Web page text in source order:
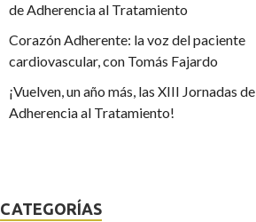
de Adherencia al Tratamiento
Corazón Adherente: la voz del paciente
cardiovascular, con Tomás Fajardo
¡Vuelven, un año más, las XIII Jornadas de
Adherencia al Tratamiento!
CATEGORÍAS